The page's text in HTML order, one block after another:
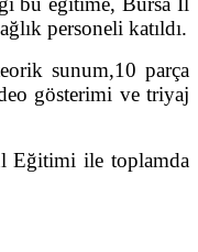
personeli katıldı.
sunum,10 parça
gösterimi ve triyaj
Eğitimi ile toplamda